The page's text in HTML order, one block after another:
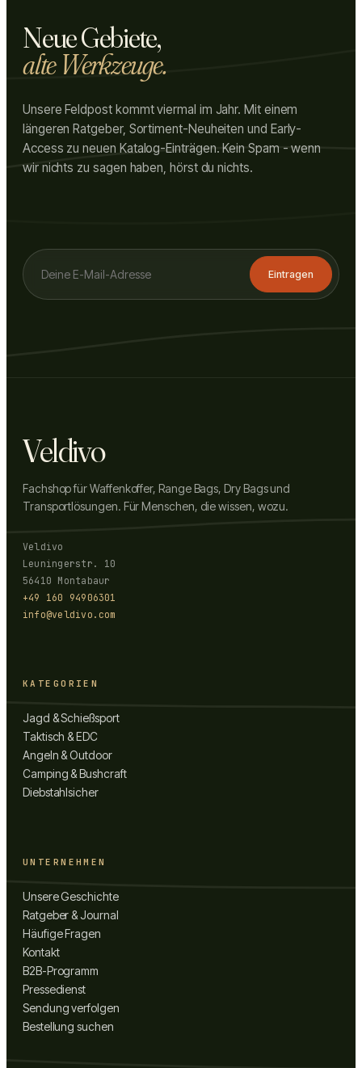
Neue Gebiete,
alte Werkzeuge.
Unsere Feldpost kommt viermal im Jahr. Mit einem
längeren Ratgeber, Sortiment-Neuheiten und Early-
Access zu neuen Katalog-Einträgen. Kein Spam - wenn
wir nichts zu sagen haben, hörst du nichts.
Eintragen
Veldivo
Fachshop für Waffenkoffer, Range Bags, Dry Bags und
Transportlösungen. Für Menschen, die wissen, wozu.
Veldivo
Leuningerstr. 10
56410 Montabaur
+49 160 94906301
info@veldivo.com
KATEGORIEN
Jagd & Schießsport
Taktisch & EDC
Angeln & Outdoor
Camping & Bushcraft
Diebstahlsicher
UNTERNEHMEN
Unsere Geschichte
Ratgeber & Journal
Häufige Fragen
Kontakt
B2B-Programm
Pressedienst
Sendung verfolgen
Bestellung suchen